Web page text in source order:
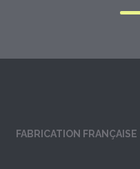
FABRICATION FRANÇAISE